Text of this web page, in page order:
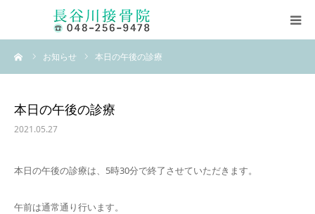
お知らせ 本日の午後の診療
本日の午後の診療
2021.05.27
本日の午後の診療は、5時30分で終了させていただきます。
午前は通常通り行います。
ホーム